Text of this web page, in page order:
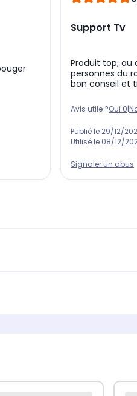
Support Tv
Produit top, au
personnes du
bon conseil et
Avis utile ?Oui 0|
Publié le 29/12/
Utilisé le 08/12/
Signaler un abus